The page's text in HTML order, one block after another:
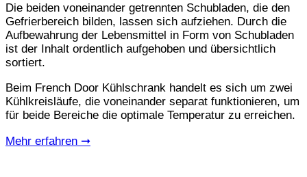
Die beiden voneinander getrennten Schubladen, die den
Gefrierbereich bilden, lassen sich aufziehen. Durch die
Aufbewahrung der Lebensmittel in Form von Schubladen
ist der Inhalt ordentlich aufgehoben und übersichtlich
sortiert.
Beim French Door Kühlschrank handelt es sich um zwei
Kühlkreisläufe, die voneinander separat funktionieren, um
für beide Bereiche die optimale Temperatur zu erreichen.
Mehr erfahren ➞